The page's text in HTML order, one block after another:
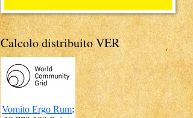
Calcolo distribuito VER